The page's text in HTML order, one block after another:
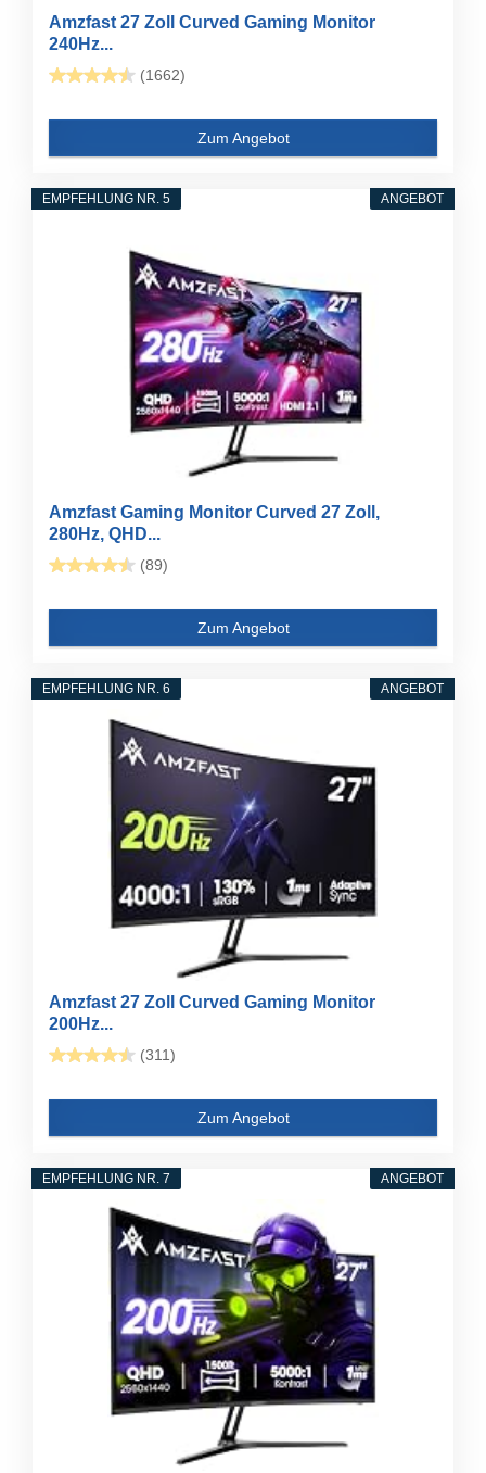
Amzfast 27 Zoll Curved Gaming Monitor
240Hz...
(1662)
Zum Angebot
ANGEBOT
EMPFEHLUNG NR. 5
Amzfast Gaming Monitor Curved 27 Zoll,
280Hz, QHD...
(89)
Zum Angebot
ANGEBOT
EMPFEHLUNG NR. 6
Amzfast 27 Zoll Curved Gaming Monitor
200Hz...
(311)
Zum Angebot
ANGEBOT
EMPFEHLUNG NR. 7